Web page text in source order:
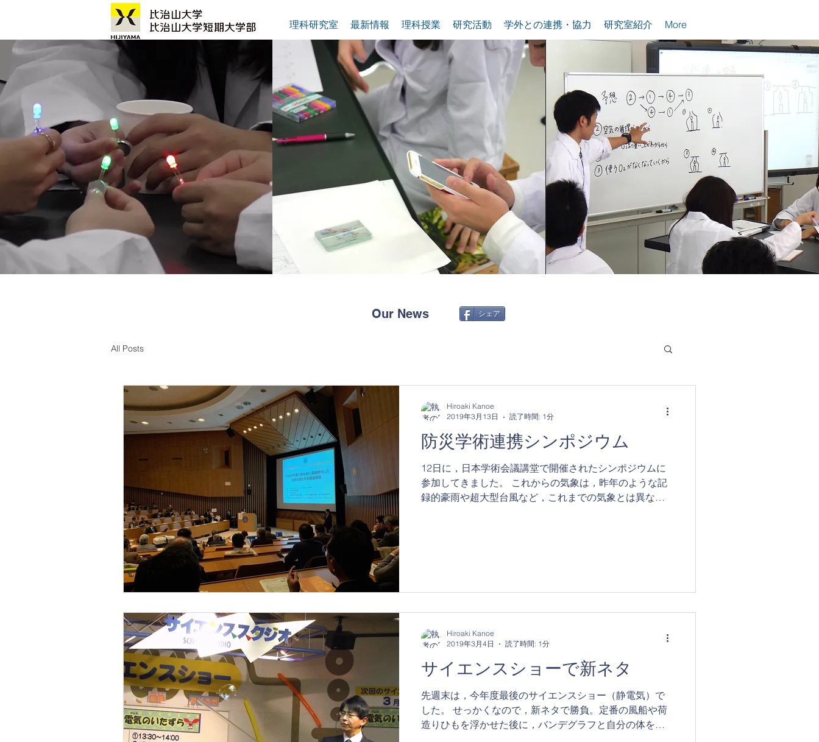
理科研究室 最新情報 理科授業 研究活動 学外との連携・協力 研究室紹介 More
Our News シェア
All Posts
防災学術連携シンポジウム
12日に，日本学術会議講堂で開催されたシンポジウムに
参加してきました。 これからの気象は，昨年のような記
録的豪雨や超大型台風など，これまでの気象とは異なる
Hiroaki Kanoe
2019年3月13日
読了時間: 1分
サイエンスショーで新ネタ
先週末は，今年度最後のサイエンスショー（静電気）で
した。 せっかくなので，新ネタで勝負。定番の風船や荷
造りひもを浮かせた後に，バンデグラフと自分の体を導
Hiroaki Kanoe
2019年3月4日
読了時間: 1分